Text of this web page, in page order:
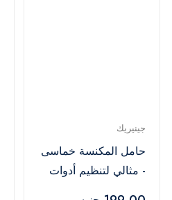
جينيريك
حامل المكنسة خماسى
- مثالي لتنظيم أدوات